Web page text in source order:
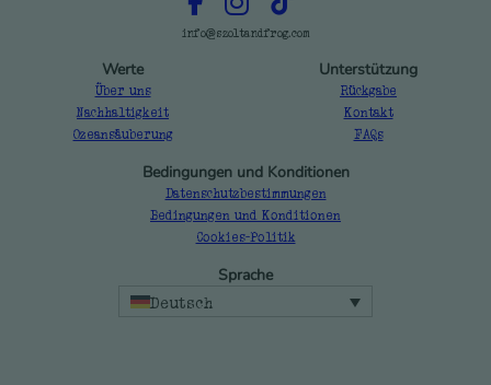
info@szoltandfrog.com
Werte
Über uns
Nachhaltigkeit
Ozeansäuberung
Unterstützung
Rückgabe
Kontakt
FAQs
Bedingungen und Konditionen
Datenschutzbestimmungen
Bedingungen und Konditionen
Cookies-Politik
Sprache
Deutsch